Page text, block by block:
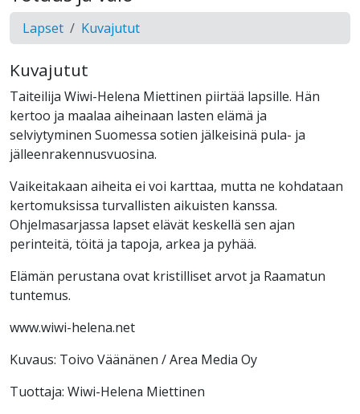
Lapset Kuvajutut
Kuvajutut
Taiteilija Wiwi-Helena Miettinen piirtää lapsille. Hän
kertoo ja maalaa aiheinaan lasten elämä ja
selviytyminen Suomessa sotien jälkeisinä pula- ja
jälleenrakennusvuosina.
Vaikeitakaan aiheita ei voi karttaa, mutta ne kohdataan
kertomuksissa turvallisten aikuisten kanssa.
Ohjelmasarjassa lapset elävät keskellä sen ajan
perinteitä, töitä ja tapoja, arkea ja pyhää.
Elämän perustana ovat kristilliset arvot ja Raamatun
tuntemus.
www.wiwi-helena.net
Kuvaus: Toivo Väänänen / Area Media Oy
Tuottaja: Wiwi-Helena Miettinen